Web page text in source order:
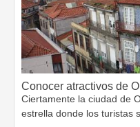
Conocer atractivos de
Ciertamente la ciudad de
estrella donde los turistas